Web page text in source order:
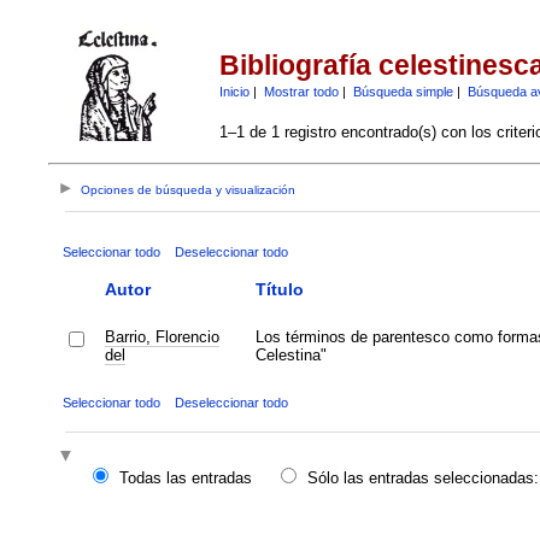
Bibliografía
Inicio| Mostrar todo| Búsqueda simple| Búsqueda
1–1 de 1 registro encontrado(s) con los
Opciones de búsqueda y visualización
Seleccionar todo Deseleccionar todo
Autor Título
Barrio, Florencio
del
Los términos de parentesco como
Celestina"
Seleccionar todo Deseleccionar todo
Todas las entradas
Sólo las entradas seleccionadas: